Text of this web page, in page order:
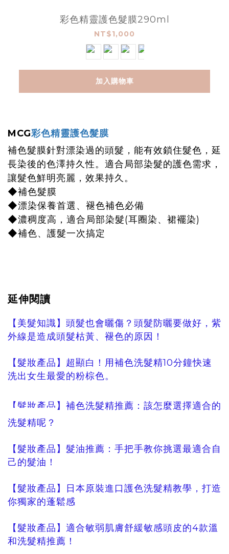
彩色精靈護色髮膜290ml
NT$1,000
加入購物車
MCG彩色精靈護色髮膜
補色髮膜針對漂染過的頭髮，能有效鎖住髮色，延
長染後的色澤持久性。適合局部染髮的護色需求，
讓髮色鮮明亮麗，效果持久。
◆補色髮膜
◆漂染保養首選、褪色補色必備
◆濃稠度高，適合局部染髮(耳圈染、裙襬染)
◆補色、護髮一次搞定
延伸閱讀
【美髮知識】頭髮也會曬傷？頭髮防曬要做好，紫
外線是造成頭髮枯黃、褪色的原因！
【髮妝產品】超顯白！用補色洗髮精10分鐘快速
洗出女生最愛的粉棕色。
【髮妝產品】補色洗髮精推薦：該怎麼選擇適合的
洗髮精呢？
【髮妝產品】髮油推薦：手把手教你挑選最適合自
己的髮油！
【髮妝產品】日本原裝進口護色洗髮精教學，打造
你獨家的蓬鬆感
【髮妝產品】適合敏弱肌膚舒緩敏感頭皮的4款溫
和洗髮精推薦！